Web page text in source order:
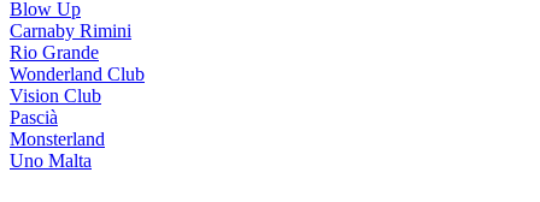
Blow Up
Carnaby Rimini
Rio Grande
Wonderland Club
Vision Club
Pascià
Monsterland
Uno Malta